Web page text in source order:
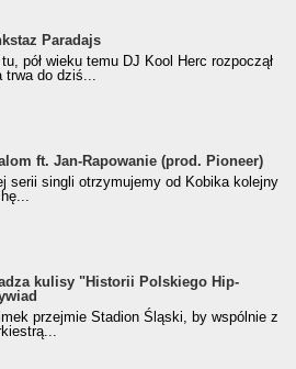
za
Album Roku
Paradajs
tu, pół wieku temu DJ Kool Herc rozpoczął
trwa do dziś...
Rapowanie (prod. Pioneer)
ft. Jan-Rapowanie (prod. Pioneer)
serii singli otrzymujemy od Kobika kolejny
"Historii Polskiego Hip-
kulisy "Historii Polskiego Hip-
przejmie Stadion Śląski, by wspólnie z